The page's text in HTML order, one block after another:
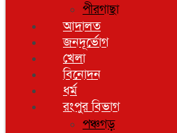
পীরগাছা
আদালত
জনদূর্ভোগ
খেলা
বিনোদন
ধর্ম
রংপুর বিভাগ
পঞ্চগড়